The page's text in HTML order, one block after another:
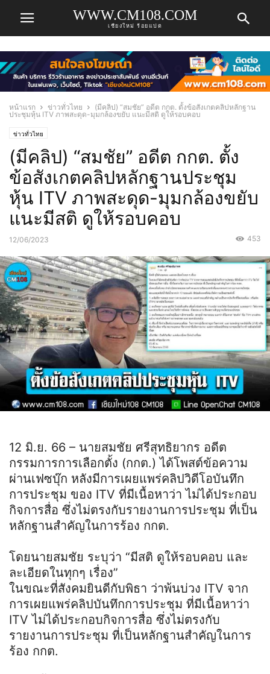
WWW.CM108.COM
เชียงใหม่ ร้อยแปด
หน้าแรก ข่าวทั่วไทย
(มีคลิป) “สมชัย” อดีต กกต. ตั้งข้อสังเกตคลิปหลักฐาน
ประชุมหุ้น ITV ภาพสะดุด-มุมกล้องขยับ แนะมีสติ ดูให้รอบคอบ
ข่าวทั่วไทย
(มีคลิป) “สมชัย” อดีต กกต. ตั้ง
ข้อสังเกตคลิปหลักฐานประชุม
หุ้น ITV ภาพสะดุด-มุมกล้องขยับ
แนะมีสติ ดูให้รอบคอบ
12/06/2023 453
12 มิ.ย. 66 – นายสมชัย ศรีสุทธิยากร อดีต
กรรมการการเลือกตั้ง (กกต.) ได้โพสต์ข้อความ
ผ่านเฟซบุ๊ก หลังมีการเผยแพร่คลิปวิดีโอบันทึก
การประชุม ของ ITV ที่มีเนื้อหาว่า ไม่ได้ประกอบ
กิจการสื่อ ซึ่งไม่ตรงกับรายงานการประชุม ที่เป็น
หลักฐานสำคัญในการร้อง กกต.
โดยนายสมชัย ระบุว่า “มีสติ ดูให้รอบคอบ และ
ละเอียดในทุกๆ เรื่อง”
ในขณะที่สังคมยินดีกับพิธา ว่าพ้นบ่วง ITV จาก
การเผยแพร่คลิปบันทึกการประชุม ที่มีเนื้อหาว่า
ITV ไม่ได้ประกอบกิจการสื่อ ซึ่งไม่ตรงกับ
รายงานการประชุม ที่เป็นหลักฐานสำคัญในการ
ร้อง กกต.